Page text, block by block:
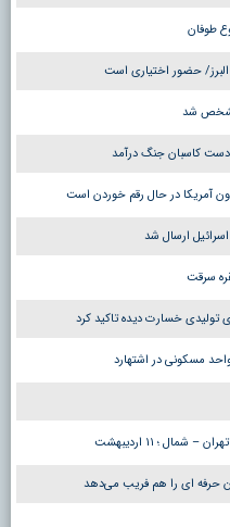
طوفان
حضور اختیاری است
مشخص شد
دست کاسبان جنگ درآمد
آمریکا در حال رقم خوردن است
تولیدی خسارت دیده تاکید کرد
؛ ١١ اردیبهشت
حرفه ای را هم فریب می‌دهد